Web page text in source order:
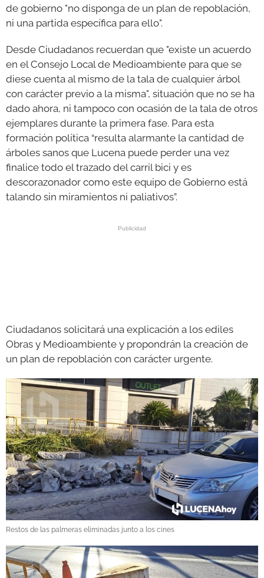
de gobierno "no disponga de un plan de repoblación,
ni una partida específica para ello".
Desde Ciudadanos recuerdan que "existe un acuerdo
en el Consejo Local de Medioambiente para que se
diese cuenta al mismo de la tala de cualquier árbol
con carácter previo a la misma", situación que no se ha
dado ahora, ni tampoco con ocasión de la tala de otros
ejemplares durante la primera fase. Para esta
formación política “resulta alarmante la cantidad de
árboles sanos que Lucena puede perder una vez
finalice todo el trazado del carril bici y es
descorazonador como este equipo de Gobierno está
talando sin miramientos ni paliativos”.
Ciudadanos solicitará una explicación a los ediles
Obras y Medioambiente y propondrán la creación de
un plan de repoblación con carácter urgente.
Restos de las palmeras eliminadas junto a los cines